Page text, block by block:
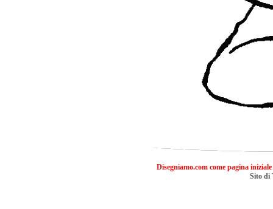
Disegniamo.com come pagina iniziale
Sito di